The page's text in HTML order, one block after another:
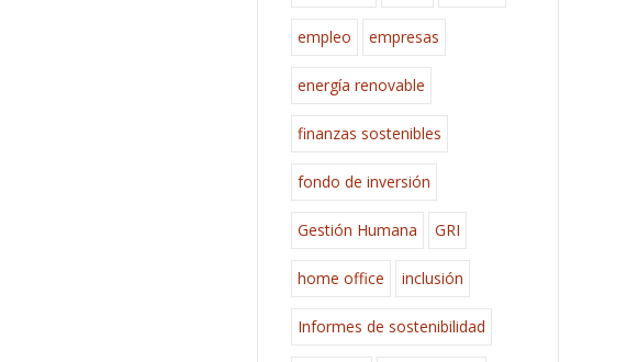
empleo empresas
energía renovable
finanzas sostenibles
fondo de inversión
Gestión Humana GRI
home office inclusión
Informes de sostenibilidad